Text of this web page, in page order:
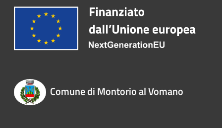
Comune di Montorio al Vomano